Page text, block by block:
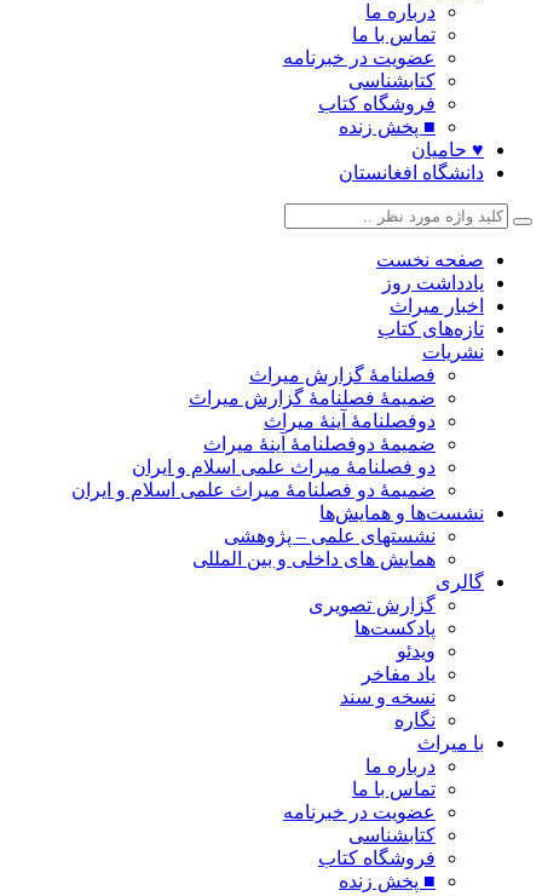
درباره ما
تماس با ما
عضویت در خبرنامه
کتابشناسی
فروشگاه کتاب
■ پخش زنده
♥ حامیان
دانشگاه افغانستان
صفحه نخست
یادداشت روز
اخبار میراث
تازه‌های کتاب
نشریات
فصلنامۀ گزارش میراث
ضمیمۀ فصلنامۀ گزارش میراث
دوفصلنامۀ آینۀ میراث
ضمیمۀ دوفصلنامۀ آینۀ میراث
دو فصلنامۀ میراث علمی اسلام و ایران
ضمیمۀ دو فصلنامۀ میراث علمی اسلام و ایران
نشست‌ها و همایش‌ها
نشستهای علمی – پژوهشی
همایش های داخلی و بین المللی
گالری
گزارش تصویری
پادکست‌ها
ویدئو
یاد مفاخر
نسخه و سند
نگاره
با میراث
درباره ما
تماس با ما
عضویت در خبرنامه
کتابشناسی
فروشگاه کتاب
■ پخش زنده